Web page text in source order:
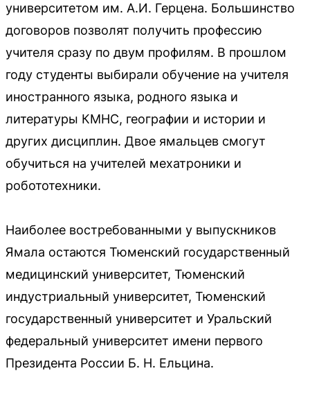
университетом им. А.И. Герцена. Большинство
договоров позволят получить профессию
учителя сразу по двум профилям. В прошлом
году студенты выбирали обучение на учителя
иностранного языка, родного языка и
литературы КМНС, географии и истории и
других дисциплин. Двое ямальцев смогут
обучиться на учителей мехатроники и
робототехники.
Наиболее востребованными у выпускников
Ямала остаются Тюменский государственный
медицинский университет, Тюменский
индустриальный университет, Тюменский
государственный университет и Уральский
федеральный университет имени первого
Президента России Б. Н. Ельцина.